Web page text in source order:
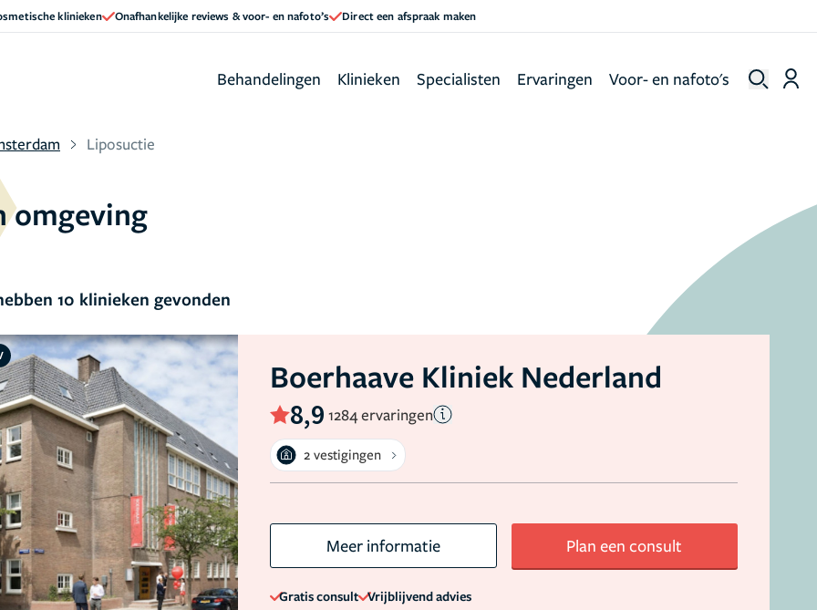
klinieken Onafhankelijke reviews & voor- en nafoto’s Direct een afspraak maken
Behandelingen Klinieken Specialisten Ervaringen Voor- en nafoto's
Liposuctie
omgeving
10 klinieken gevonden
Boerhaave Kliniek Nederland
8,9 1284 ervaringen
2 vestigingen
Meer informatie Plan een consult
Gratis consult Vrijblijvend advies